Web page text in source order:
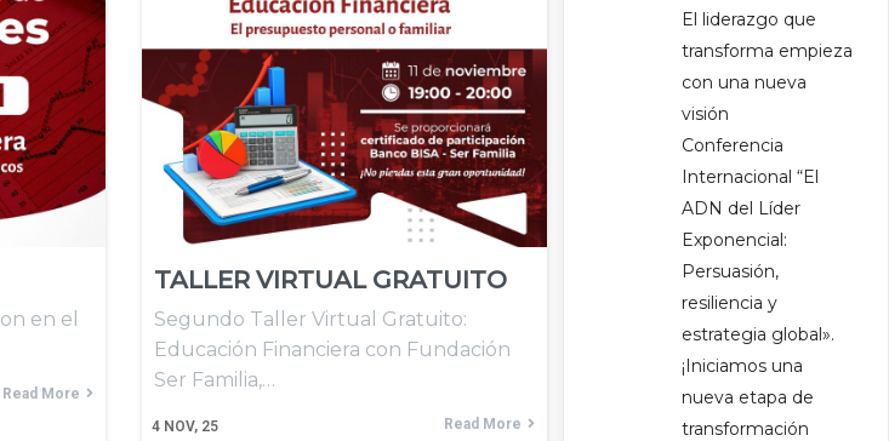
en el
Read More
TALLER VIRTUAL GRATUITO
4 NOV, 25
Segundo Taller Virtual Gratuito:
Educación Financiera con Fundación
Ser Familia,…
Read More
El liderazgo que
transforma empieza
con una nueva
visión
Conferencia
Internacional “El
ADN del Líder
Exponencial:
Persuasión,
resiliencia y
estrategia global».
¡Iniciamos una
nueva etapa de
transformación